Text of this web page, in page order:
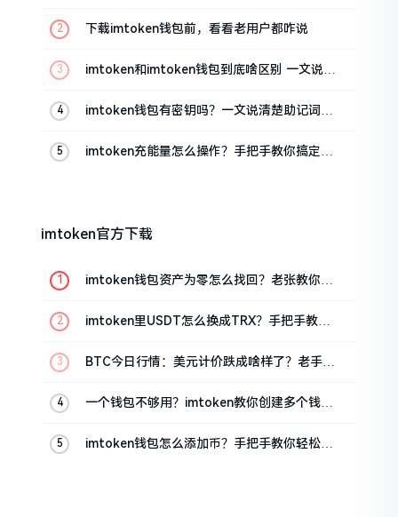
下载imtoken钱包前，看看老用户都咋说
imtoken和imtoken钱包到底啥区别 一文说清
imtoken钱包有密钥吗？一文说清楚助记词和
imtoken充能量怎么操作？手把手教你搞定
imtoken官方下载
imtoken钱包资产为零怎么找回？老张教你几
imtoken里USDT怎么换成TRX？手把手教你
BTC今日行情：美元计价跌成啥样了？老手教
一个钱包不够用？imtoken教你创建多个钱包
imtoken钱包怎么添加币？手把手教你轻松搞